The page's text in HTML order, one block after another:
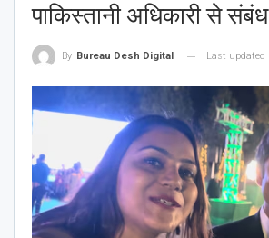
पाकिस्तानी अधिकारी से संबंध
By Bureau Desh Digital Last updated